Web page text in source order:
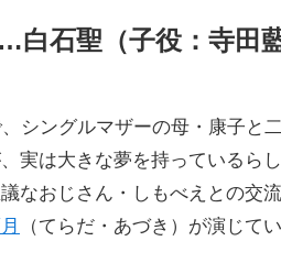
…白石聖（子役：寺田藍
シングルマザーの母・康子と
実は大きな夢を持っているら
なおじさん・しもべえとの交流
（てらだ・あづき）が演じてい